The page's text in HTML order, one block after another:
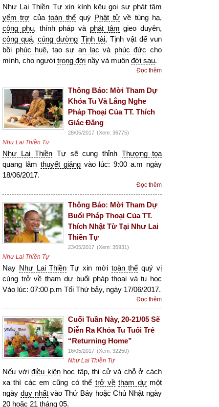
Như Lai Thiền Tự xin kính kêu gọi sự phát tâm
yểm trợ củatoàn thểquý Phật tửvề tùng hạ,
công phu, thính pháp và phát tâm gieo duyên,
công quả,cúng dường Tịnh tài, Tịnh vật để vun
bồi phúc huệ, tạo sựan lạc và phúc đức cho
mình, cho người trong đời nầy và muôn đời sau.
Đọc thêm
Thông Báo: Mời Tham Dự
Khóa Tu Và Lắng Nghe
Pháp Thoại Của TT. Thích
Giác Đăng
28/05/2017 (Xem: 36775)
Như Lai Thiền Tự
Như Lai ThiềnTự sẽ cung thỉnhThượng tọa
quang lâm thuyết giảngvào lúc: 9:00 a.m ngày
18/06/2017.
Đọc thêm
Thông Báo: Mời Tham Dự
Buổi Pháp Thoại Của TT.
Thích Nhật Từ Tại Như Lai
Thiền Tự
23/05/2017 (Xem: 35931)
Như Lai Thiền Tự
Nay Như Lai Thiền Tự xin mời toàn thể quý vị
cùng trở về tham dự buổi pháp thoại vàtu học
Vào lúc: 07:00 p.m Tối Thứ bảy, ngày 17/06/2017.
Đọc thêm
Cuối Tuần Này, 20-21/05 Sẽ
Diễn Ra Khóa Tu Tuổi Trẻ
“Returning Home”
16/05/2017 (Xem: 32250)
Như Lai Thiền Tự
Nếu vớiđiều kiệnhọc tập, thi cử và chỗ ở cách
xa thì các em cũng có thể trở về tham dựmột
ngày duy nhấtvào Thứ Bảy hoặc Chủ Nhật ngày
20 hoặc 21 tháng 05.